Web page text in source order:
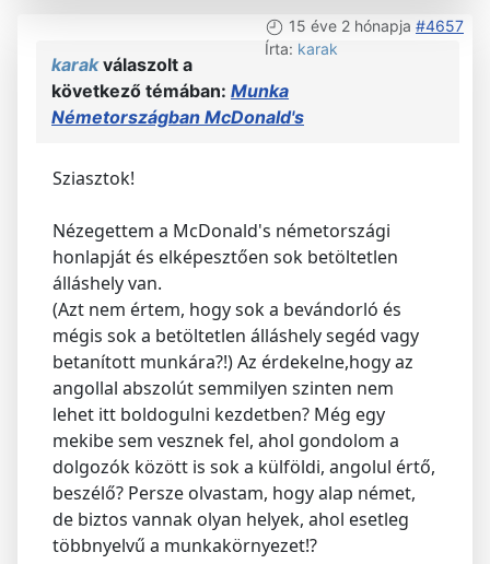
15 éve 2 hónapja #4657
Írta: karak
karakválaszolt a
következő témában: Munka
Németországban McDonald's
Sziasztok!
Nézegettem a McDonald's németországi
honlapját és elképesztően sok betöltetlen
álláshely van.
(Azt nem értem, hogy sok a bevándorló és
mégis sok a betöltetlen álláshely segéd vagy
betanított munkára?!) Az érdekelne,hogy az
angollal abszolút semmilyen szinten nem
lehet itt boldogulni kezdetben? Még egy
mekibe sem vesznek fel, ahol gondolom a
dolgozók között is sok a külföldi, angolul értő,
beszélő? Persze olvastam, hogy alap német,
de biztos vannak olyan helyek, ahol esetleg
többnyelvű a munkakörnyezet!?